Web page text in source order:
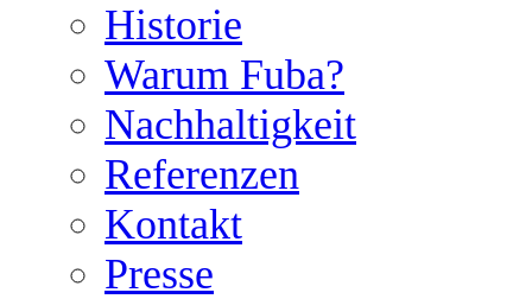
Historie
Warum Fuba?
Nachhaltigkeit
Referenzen
Kontakt
Presse